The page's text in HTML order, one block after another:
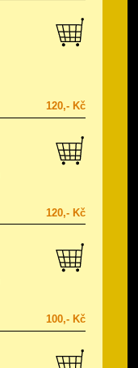
120,- Kč
120,- Kč
100,- Kč